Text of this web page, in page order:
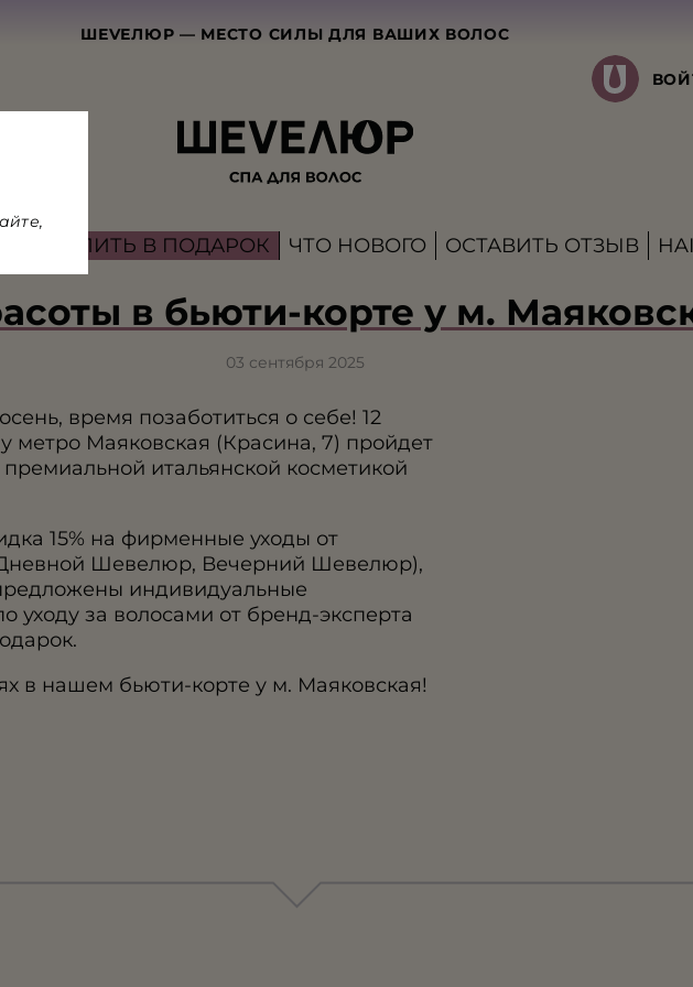
ШЕVЕЛЮР — МЕСТО СИЛЫ ДЛЯ ВАШИХ ВОЛОС
КУПИТЬ В ПОДАРОК ЧТО НОВОГО ОСТАВИТЬ ОТЗЫВ
в бьюти-корте у м.
03 сентября 2025
время позаботиться о себе! 12
метро Маяковская (Красина, 7) пройдет
итальянской косметикой
15% на фирменные уходы от
Шевелюр, Вечерний Шевелюр),
индивидуальные
уходу за волосами от бренд-эксперта
в нашем бьюти-корте у м. Маяковская!